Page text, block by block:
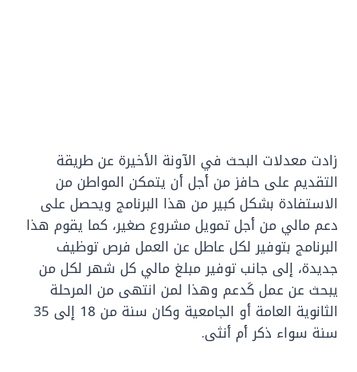
زادت معدلات البحث في الآونة الأخيرة عن طريقة
التقديم على حافز من أجل أن يتمكن المواطن من
الاستفادة بشكل كبير من هذا البرنامج ويحصل على
دعم مالي من أجل تمويل مشروع صغير، كما يقوم هذا
البرنامج بتوفير لكل عاطل عن العمل فرص توظيف
جديدة، إلى جانب توفير مبلغ مالي كل شهر لكل من
يبحث عن عمل كَدعم وهذا لمن انتهى من المرحلة
الثانوية العامة أو الجامعية وكان سنة من 18 إلى 35
سنة سواء ذكر أم أنثى.